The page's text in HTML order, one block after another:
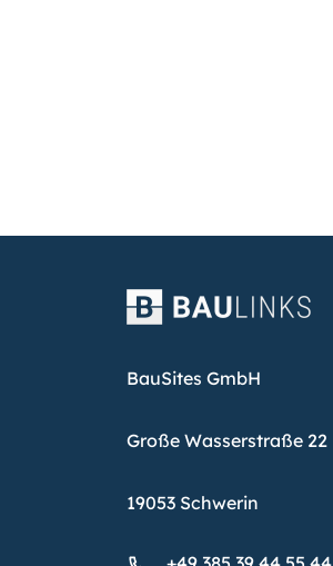
BauSites GmbH
Große Wasserstraße 22
19053 Schwerin